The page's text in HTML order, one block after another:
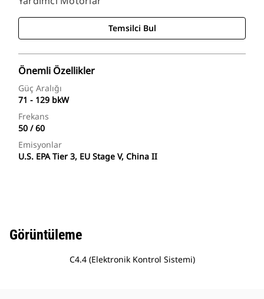
Temsilci Bul
Önemli Özellikler
Güç Aralığı
71 - 129 bkW
Frekans
50 / 60
Emisyonlar
U.S. EPA Tier 3, EU Stage V, China II
Görüntüleme
C4.4 (Elektronik Kontrol Sistemi)